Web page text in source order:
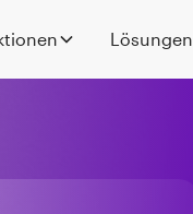
Lösungen